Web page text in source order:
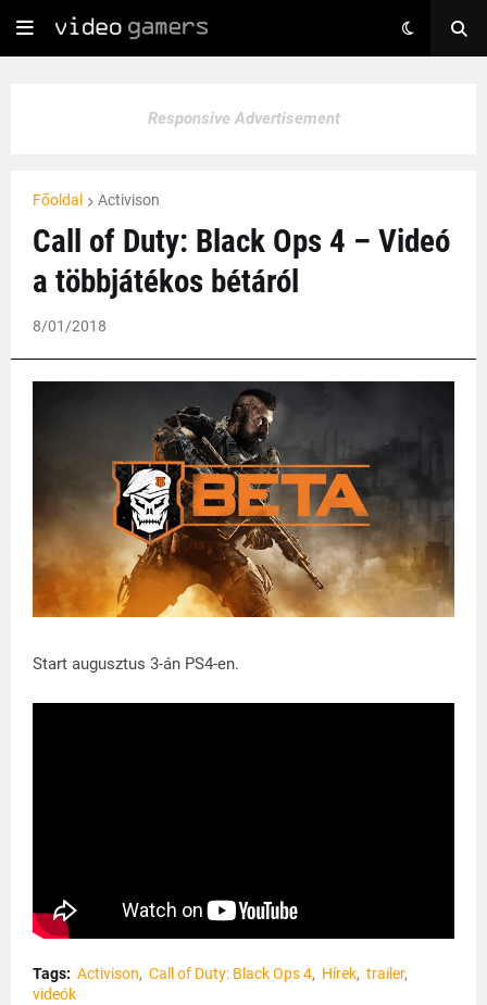
Responsive Advertisement
Főoldal Activison
Call of Duty: Black Ops 4 – Videó
a többjátékos bétáról
8/01/2018
Start augusztus 3-án PS4-en.
Tags: Activison Call of Duty: Black Ops 4 Hírek trailer
videók